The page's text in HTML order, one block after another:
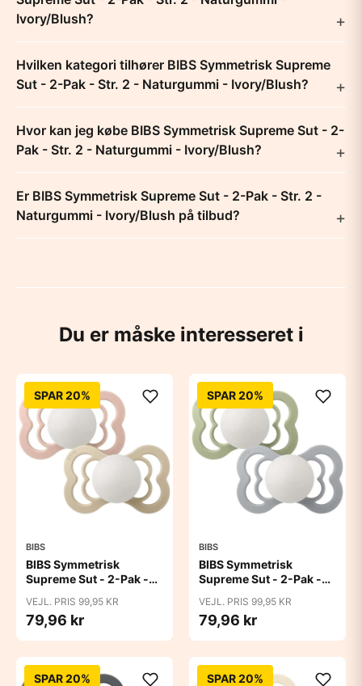
Ivory/Blush?
Hvilken kategori tilhører BIBS Symmetrisk Supreme
Sut - 2-Pak - Str. 2 - Naturgummi - Ivory/Blush?
Hvor kan jeg købe BIBS Symmetrisk Supreme Sut - 2-
Pak - Str. 2 - Naturgummi - Ivory/Blush?
Er BIBS Symmetrisk Supreme Sut - 2-Pak - Str. 2 -
Naturgummi - Ivory/Blush på tilbud?
Du er måske interesseret i
SPAR 20%
BIBS
BIBS Symmetrisk
Supreme Sut - 2-Pak -
GLOW - Blush/Vanilla
VEJL. PRIS 99,95 KR
79,96 kr
SPAR 20%
BIBS
BIBS Symmetrisk
Supreme Sut - 2-Pak -
GLOW - Sage/Cloud
VEJL. PRIS 99,95 KR
79,96 kr
SPAR 20% SPAR 20%